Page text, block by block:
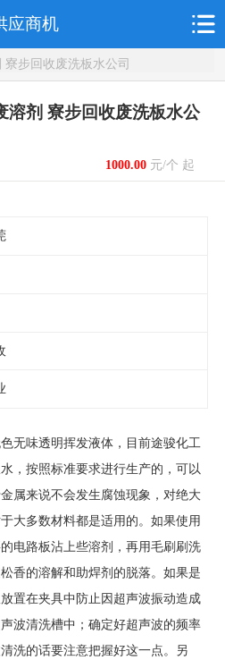
应商机
步回收废洗板水公司
溶剂 寮步回收废洗板水公
1000.00元/个 起
无味透明挥发液体，目前途骏化工
，按照标准要求进行生产的，可以
属来说不会发生腐蚀现象，对绝大
大多数材料都是适用的。如果使用
电路板沾上些溶剂，再用毛刷刷洗
香的溶解和助焊剂的脱落。如果是
置在夹具中防止因超声波振动造成
波清洗槽中；确定好超声波的频率
洗的话要注意把握好这一点。另